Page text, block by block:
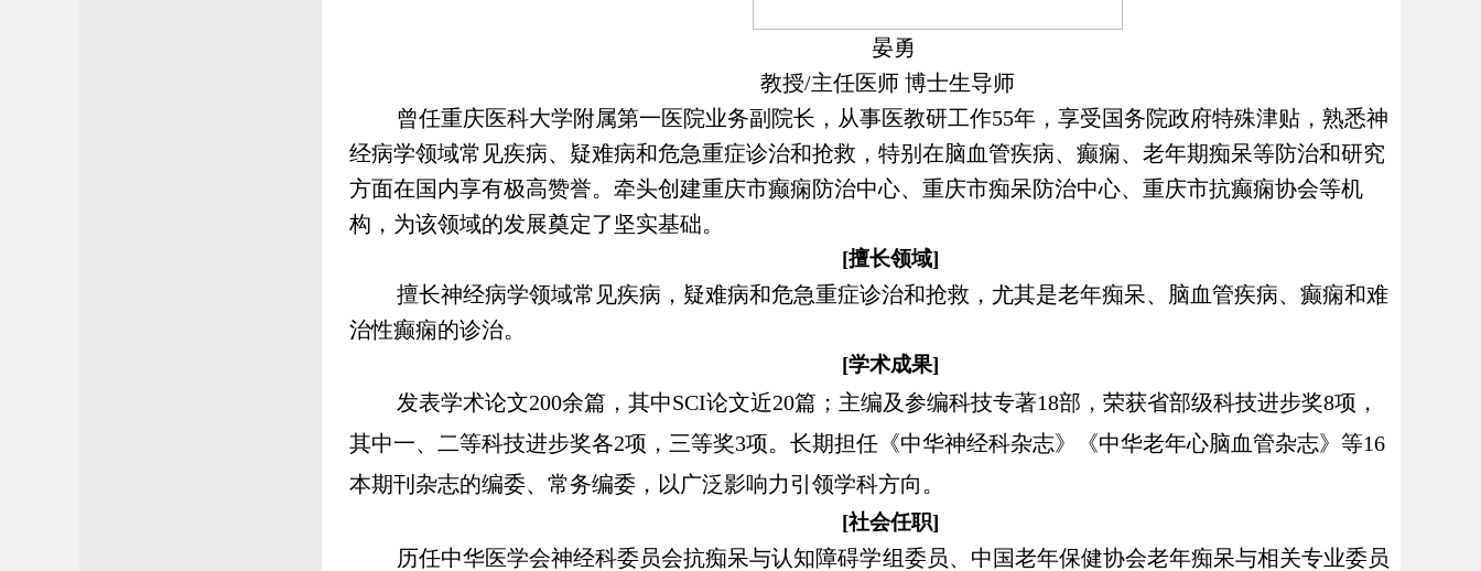
晏勇
教授/主任医师 博士生导师
曾任重庆医科大学附属第一医院业务副院长，从事医教研工作55年，享受国务院政府特殊津贴，熟悉神
经病学领域常见疾病、疑难病和危急重症诊治和抢救，特别在脑血管疾病、癫痫、老年期痴呆等防治和研究
方面在国内享有极高赞誉。牵头创建重庆市癫痫防治中心、重庆市痴呆防治中心、重庆市抗癫痫协会等机
构，为该领域的发展奠定了坚实基础。
[擅长领域]
擅长神经病学领域常见疾病，疑难病和危急重症诊治和抢救，尤其是老年痴呆、脑血管疾病、癫痫和难
治性癫痫的诊治。
[学术成果]
发表学术论文200余篇，其中SCI论文近20篇；主编及参编科技专著18部，荣获省部级科技进步奖8项，
其中一、二等科技进步奖各2项，三等奖3项。长期担任《中华神经科杂志》《中华老年心脑血管杂志》等16
本期刊杂志的编委、常务编委，以广泛影响力引领学科方向。
[社会任职]
历任中华医学会神经科委员会抗痴呆与认知障碍学组委员、中国老年保健协会老年痴呆与相关专业委员